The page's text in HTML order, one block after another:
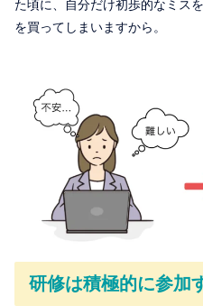
た頃に、自分だけ初歩的なミス
を買ってしまいますから。
研修は積極的に参加